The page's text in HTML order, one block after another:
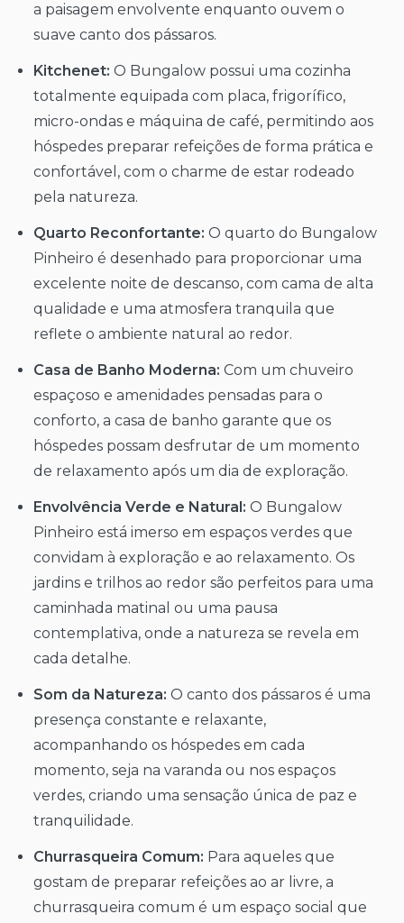
a paisagem envolvente enquanto ouvem o
suave canto dos pássaros.
Kitchenet: O Bungalow possui uma cozinha
totalmente equipada com placa, frigorífico,
micro-ondas e máquina de café, permitindo aos
hóspedes preparar refeições de forma prática e
confortável, com o charme de estar rodeado
pela natureza.
Quarto Reconfortante: O quarto do Bungalow
Pinheiro é desenhado para proporcionar uma
excelente noite de descanso, com cama de alta
qualidade e uma atmosfera tranquila que
reflete o ambiente natural ao redor.
Casa de Banho Moderna: Com um chuveiro
espaçoso e amenidades pensadas para o
conforto, a casa de banho garante que os
hóspedes possam desfrutar de um momento
de relaxamento após um dia de exploração.
Envolvência Verde e Natural: O Bungalow
Pinheiro está imerso em espaços verdes que
convidam à exploração e ao relaxamento. Os
jardins e trilhos ao redor são perfeitos para uma
caminhada matinal ou uma pausa
contemplativa, onde a natureza se revela em
cada detalhe.
Som da Natureza: O canto dos pássaros é uma
presença constante e relaxante,
acompanhando os hóspedes em cada
momento, seja na varanda ou nos espaços
verdes, criando uma sensação única de paz e
tranquilidade.
Churrasqueira Comum: Para aqueles que
gostam de preparar refeições ao ar livre, a
churrasqueira comum é um espaço social que